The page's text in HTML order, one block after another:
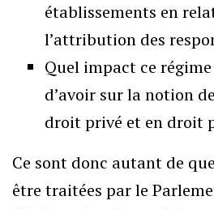
établissements en
l’attribution des
Quel impact ce
d’avoir sur la notion
droit privé et en droit
Ce sont donc autant de
être traitées par le